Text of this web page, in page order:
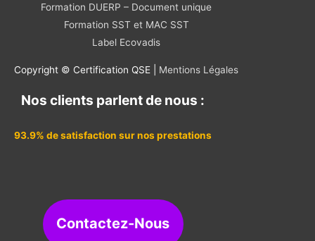
Formation DUERP – Document unique
Formation SST et MAC SST
Label Ecovadis
Copyright © Certification QSE | Mentions Légales
Nos clients parlent de nous :
93.9% de satisfaction sur nos prestations
Contactez-Nous